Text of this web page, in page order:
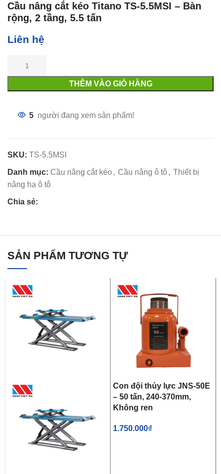
Cầu nâng cắt kéo Titano TS-5.5MSI – Bàn
rộng, 2 tầng, 5.5 tấn
Liên hệ
THÊM VÀO GIỎ HÀNG
5 người đang xem sản phẩm!
SKU: TS-5.5MSI
Danh mục: Cầu nâng cắt kéo, Cầu nâng ô tô, Thiết bị
nâng hạ ô tô
Chia sẻ:
SẢN PHẨM TƯƠNG TỰ
Con đội thủy lực JNS-50E
– 50 tấn, 240-370mm,
Không ren
1.750.000₫